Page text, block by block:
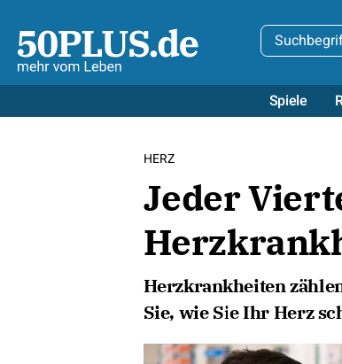
Spiele
HERZ
Jeder
Herzkrankheiten
Sie, wie Sie Ihr Herz